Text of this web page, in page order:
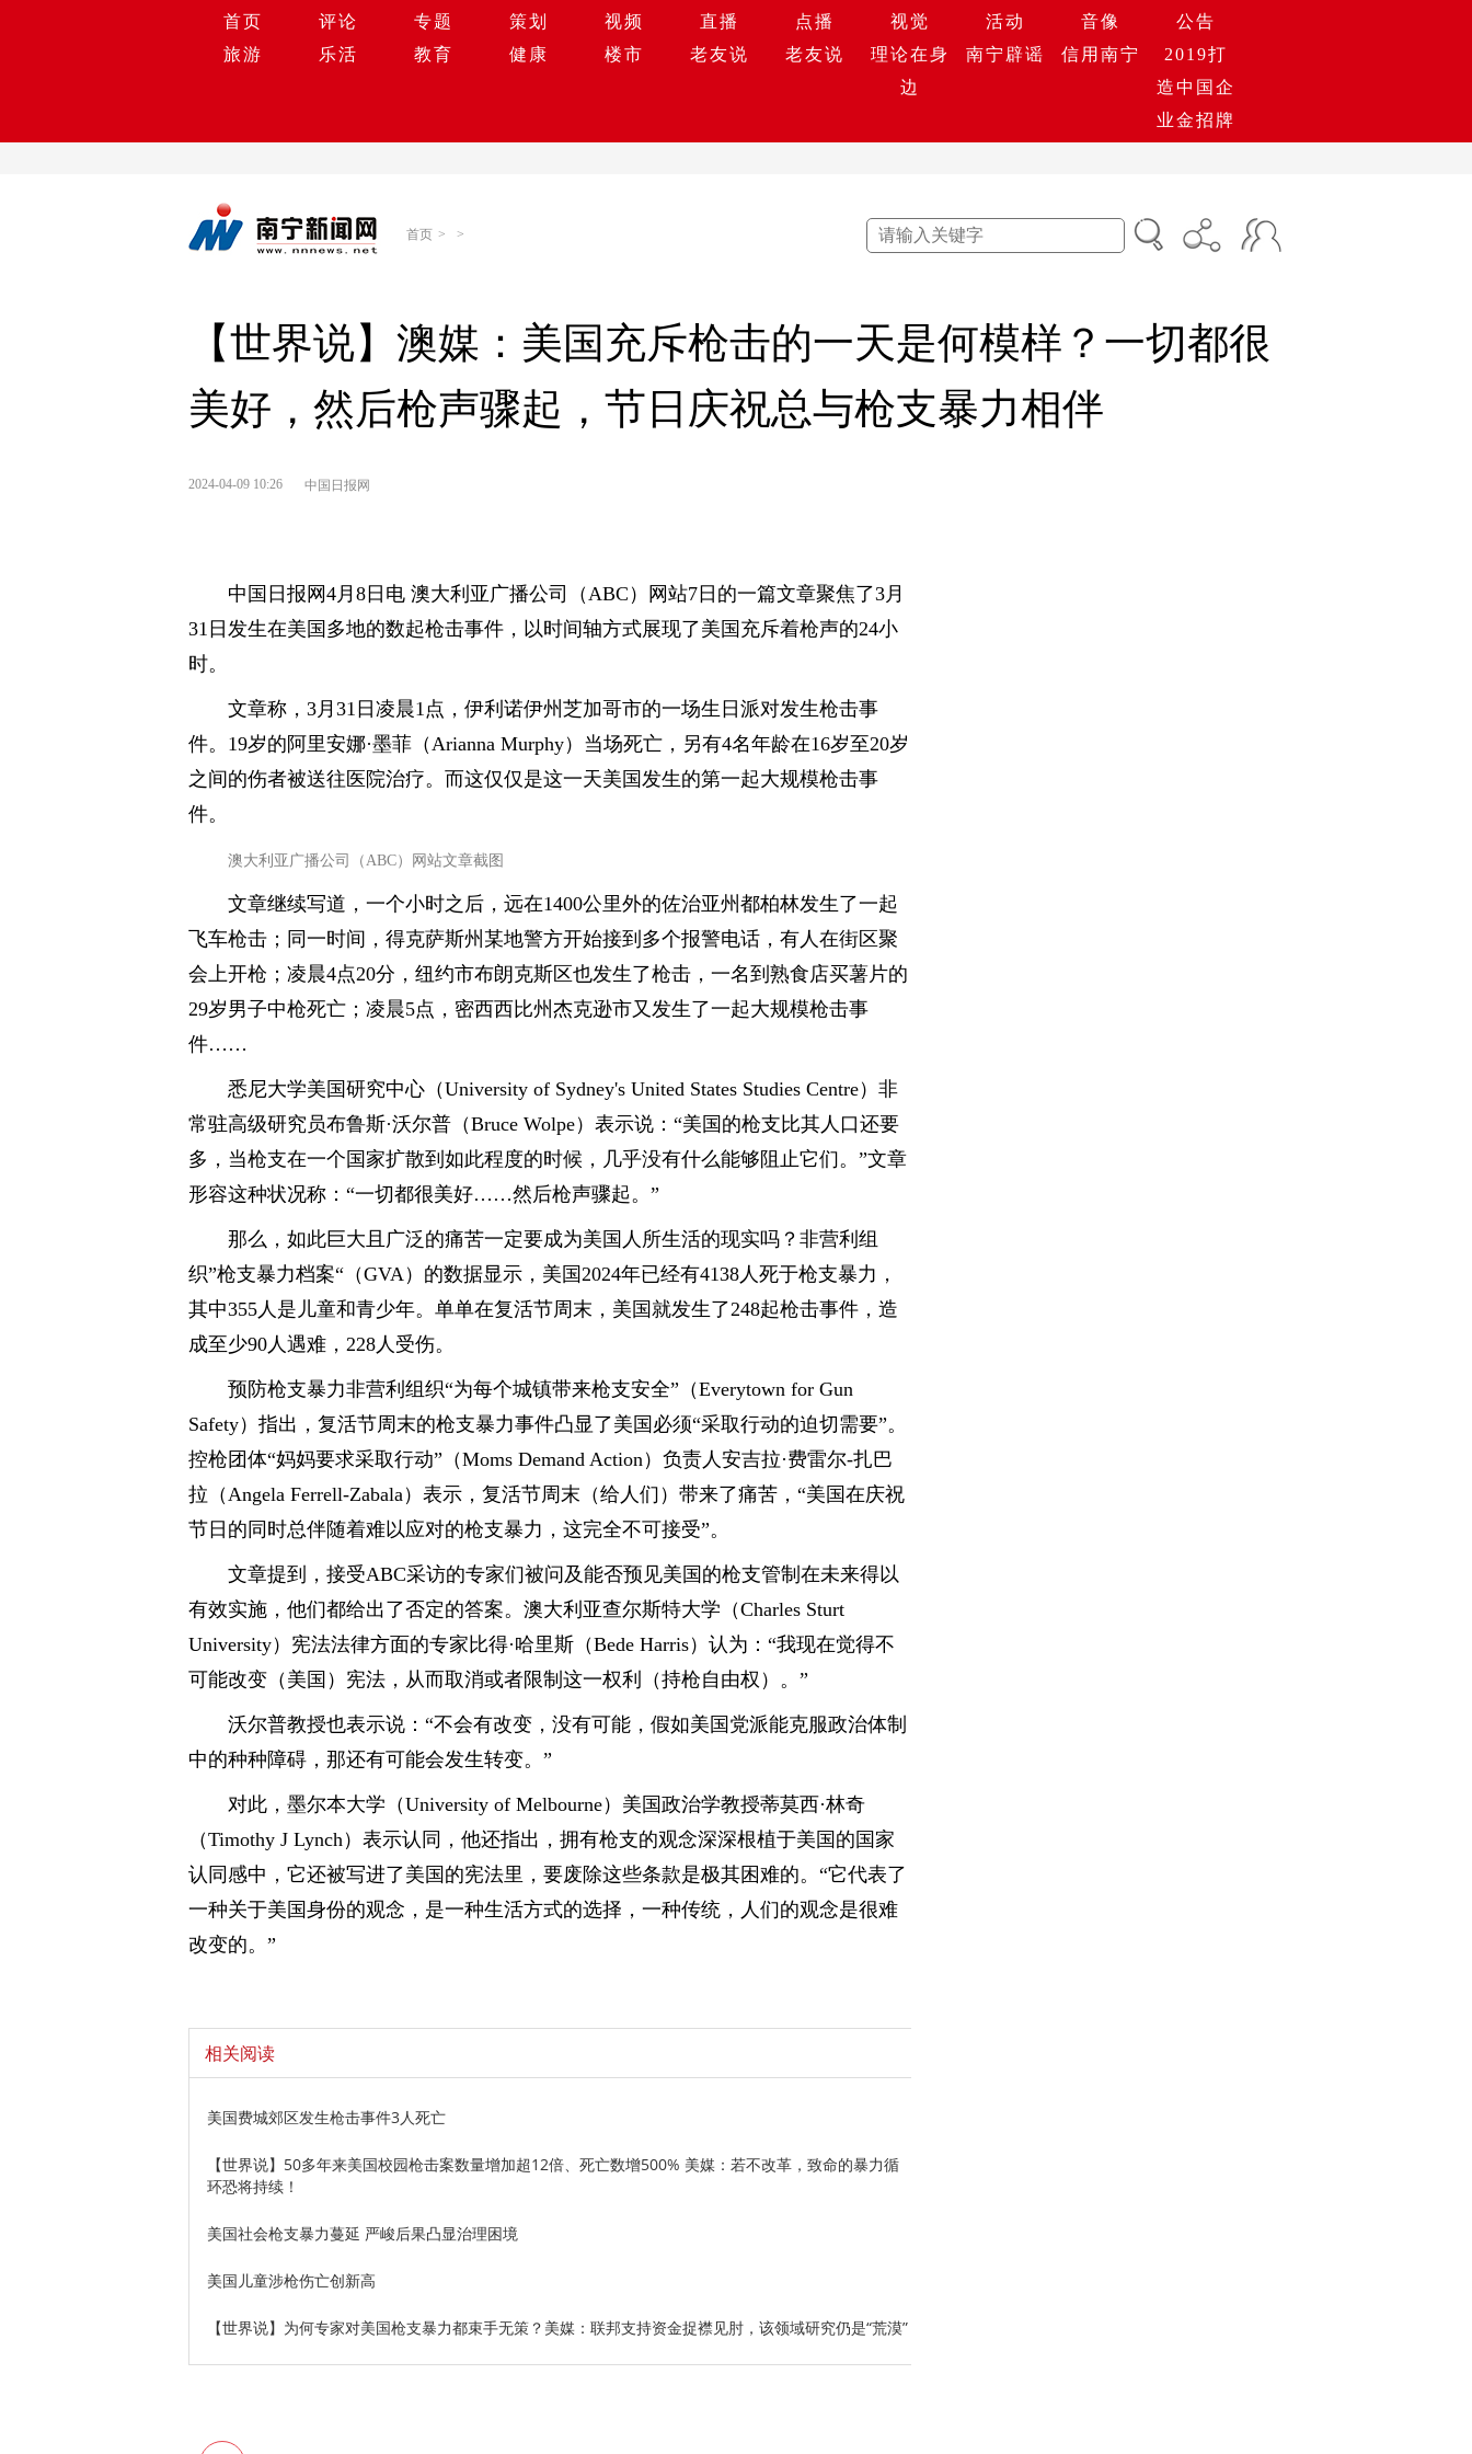
首页 评论 专题 策划 视频 直播 点播 视觉 活动 音像
公告
旅游
乐活 教育 健康 楼市 老友说 老友说
理论在身
边
南宁辟谣 信用南宁
2019打
造中国企
业金招牌
首页 > >
【世界说】澳媒：美国充斥枪击的一天是何模样？一切都很
美好，然后枪声骤起，节日庆祝总与枪支暴力相伴
2024-04-09 10:26 中国日报网
中国日报网4月8日电 澳大利亚广播公司（ABC）网站7日的一篇文章聚焦了3月
31日发生在美国多地的数起枪击事件，以时间轴方式展现了美国充斥着枪声的24小
时。
文章称，3月31日凌晨1点，伊利诺伊州芝加哥市的一场生日派对发生枪击事
件。19岁的阿里安娜·墨菲（Arianna Murphy）当场死亡，另有4名年龄在16岁至20岁
之间的伤者被送往医院治疗。而这仅仅是这一天美国发生的第一起大规模枪击事
件。
澳大利亚广播公司（ABC）网站文章截图
文章继续写道，一个小时之后，远在1400公里外的佐治亚州都柏林发生了一起
飞车枪击；同一时间，得克萨斯州某地警方开始接到多个报警电话，有人在街区聚
会上开枪；凌晨4点20分，纽约市布朗克斯区也发生了枪击，一名到熟食店买薯片的
29岁男子中枪死亡；凌晨5点，密西西比州杰克逊市又发生了一起大规模枪击事
件……
悉尼大学美国研究中心（University of Sydney's United States Studies Centre）非
常驻高级研究员布鲁斯·沃尔普（Bruce Wolpe）表示说：“美国的枪支比其人口还要
多，当枪支在一个国家扩散到如此程度的时候，几乎没有什么能够阻止它们。”文章
形容这种状况称：“一切都很美好……然后枪声骤起。”
那么，如此巨大且广泛的痛苦一定要成为美国人所生活的现实吗？非营利组
织”枪支暴力档案“（GVA）的数据显示，美国2024年已经有4138人死于枪支暴力，
其中355人是儿童和青少年。单单在复活节周末，美国就发生了248起枪击事件，造
成至少90人遇难，228人受伤。
预防枪支暴力非营利组织“为每个城镇带来枪支安全”（Everytown for Gun
Safety）指出，复活节周末的枪支暴力事件凸显了美国必须“采取行动的迫切需要”。
控枪团体“妈妈要求采取行动”（Moms Demand Action）负责人安吉拉·费雷尔-扎巴
拉（Angela Ferrell-Zabala）表示，复活节周末（给人们）带来了痛苦，“美国在庆祝
节日的同时总伴随着难以应对的枪支暴力，这完全不可接受”。
文章提到，接受ABC采访的专家们被问及能否预见美国的枪支管制在未来得以
有效实施，他们都给出了否定的答案。澳大利亚查尔斯特大学（Charles Sturt
University）宪法法律方面的专家比得·哈里斯（Bede Harris）认为：“我现在觉得不
可能改变（美国）宪法，从而取消或者限制这一权利（持枪自由权）。”
沃尔普教授也表示说：“不会有改变，没有可能，假如美国党派能克服政治体制
中的种种障碍，那还有可能会发生转变。”
对此，墨尔本大学（University of Melbourne）美国政治学教授蒂莫西·林奇
（Timothy J Lynch）表示认同，他还指出，拥有枪支的观念深深根植于美国的国家
认同感中，它还被写进了美国的宪法里，要废除这些条款是极其困难的。“它代表了
一种关于美国身份的观念，是一种生活方式的选择，一种传统，人们的观念是很难
改变的。”
相关阅读
美国费城郊区发生枪击事件3人死亡
【世界说】50多年来美国校园枪击案数量增加超12倍、死亡数增500% 美媒：若不改革，致命的暴力循
环恐将持续！
美国社会枪支暴力蔓延 严峻后果凸显治理困境
美国儿童涉枪伤亡创新高
【世界说】为何专家对美国枪支暴力都束手无策？美媒：联邦支持资金捉襟见肘，该领域研究仍是“荒漠”